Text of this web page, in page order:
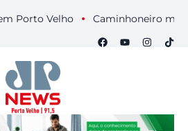
Velho Caminhoneiro morre